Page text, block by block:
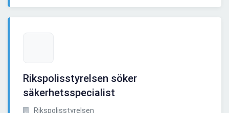
Rikspolisstyrelsen söker
säkerhetsspecialist
Rikspolisstyrelsen